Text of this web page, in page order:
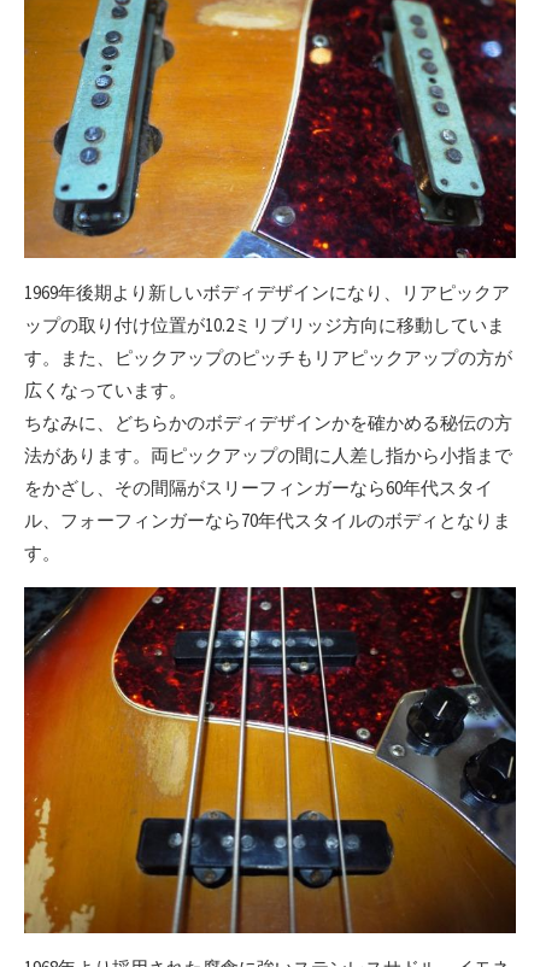
1969年後期より新しいボディデザインになり、リアピックア
ップの取り付け位置が10.2ミリブリッジ方向に移動していま
す。また、ピックアップのピッチもリアピックアップの方が
広くなっています。
ちなみに、どちらかのボディデザインかを確かめる秘伝の方
法があります。両ピックアップの間に人差し指から小指まで
をかざし、その間隔がスリーフィンガーなら60年代スタイ
ル、フォーフィンガーなら70年代スタイルのボディとなりま
す。